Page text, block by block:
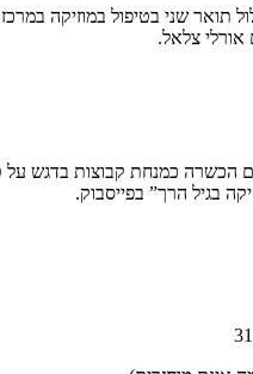
הכשרה כמנחת קבוצות בדגש על
בגיל הרך” בפייסבוק.